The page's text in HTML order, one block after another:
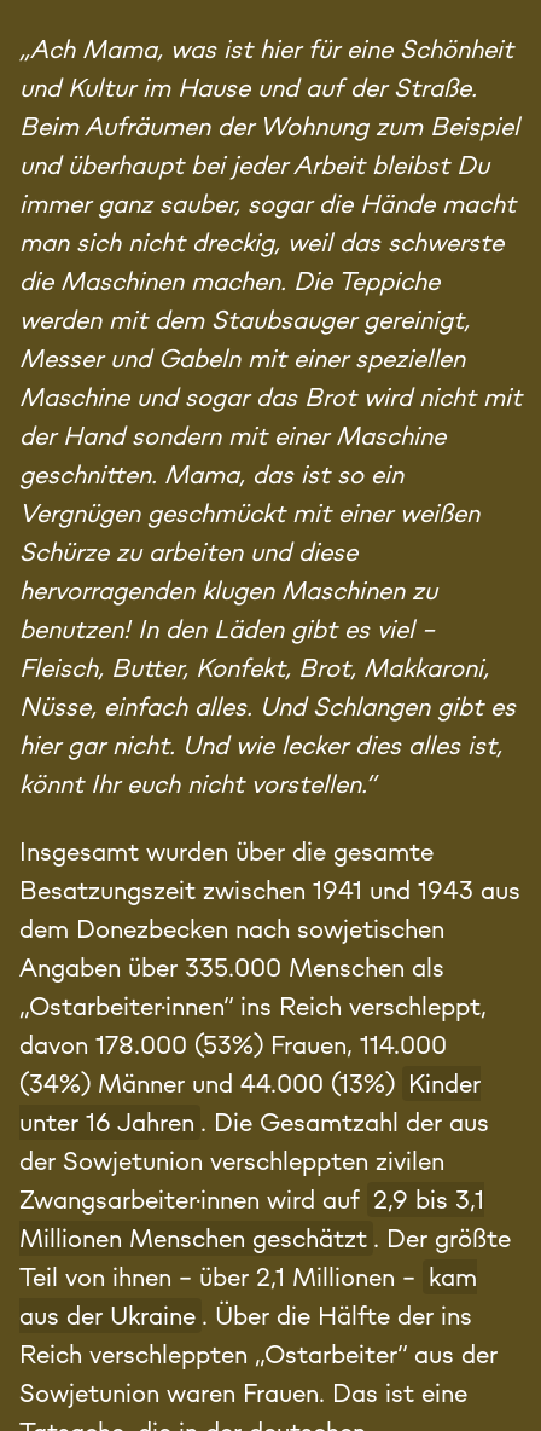
„Ach Mama, was ist hier für eine Schönheit
und Kultur im Hause und auf der Straße.
Beim Aufräumen der Wohnung zum Beispiel
und überhaupt bei jeder Arbeit bleibst Du
immer ganz sauber, sogar die Hände macht
man sich nicht dreckig, weil das schwerste
die Maschinen machen. Die Teppiche
werden mit dem Staubsauger gereinigt,
Messer und Gabeln mit einer speziellen
Maschine und sogar das Brot wird nicht mit
der Hand sondern mit einer Maschine
geschnitten. Mama, das ist so ein
Vergnügen geschmückt mit einer weißen
Schürze zu arbeiten und diese
hervorragenden klugen Maschinen zu
benutzen! In den Läden gibt es viel –
Fleisch, Butter, Konfekt, Brot, Makkaroni,
Nüsse, einfach alles. Und Schlangen gibt es
hier gar nicht. Und wie lecker dies alles ist,
könnt Ihr euch nicht vorstellen.“
Insgesamt wurden über die gesamte
Besatzungszeit zwischen 1941 und 1943 aus
dem Donezbecken nach sowjetischen
Angaben über 335.000 Menschen als
„Ostarbeiter·innen“ ins Reich verschleppt,
davon 178.000 (53%) Frauen, 114.000
(34%) Männer und 44.000 (13%) Kinder
unter 16 Jahren . Die Gesamtzahl der aus
der Sowjetunion verschleppten zivilen
Zwangsarbeiter·innen wird auf 2,9 bis 3,1
Millionen Menschen geschätzt . Der größte
Teil von ihnen – über 2,1 Millionen – kam
aus der Ukraine . Über die Hälfte der ins
Reich verschleppten „Ostarbeiter“ aus der
Sowjetunion waren Frauen. Das ist eine